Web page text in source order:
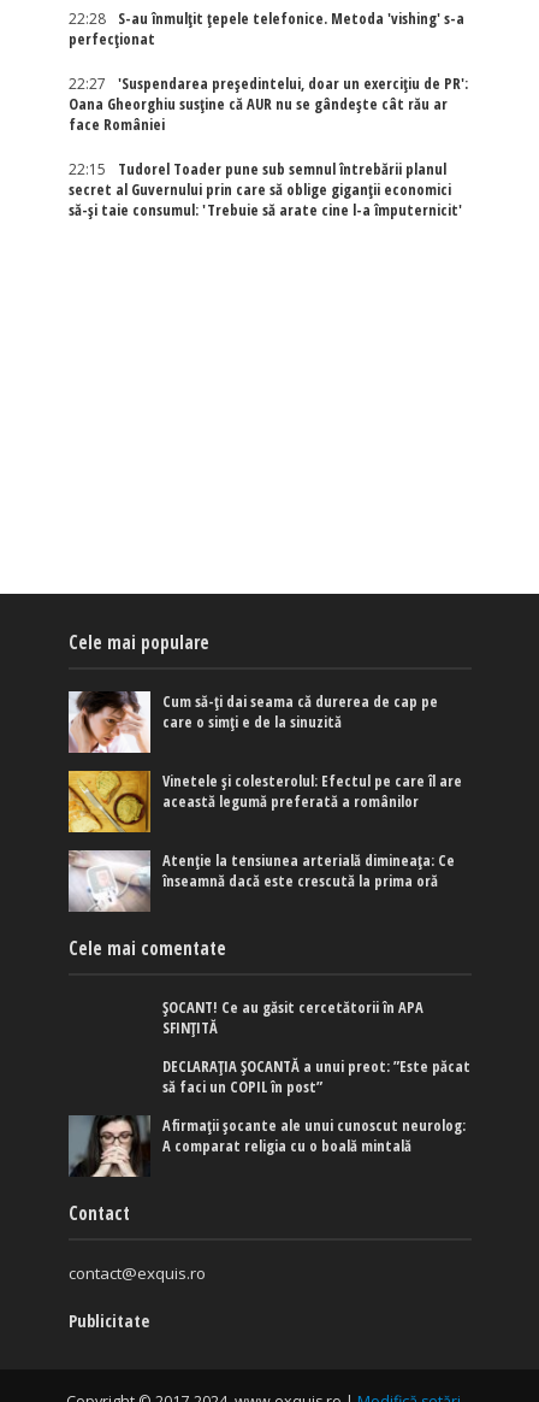
22:28
S-au înmulțit țepele telefonice. Metoda 'vishing' s-a
perfecționat
22:27
'Suspendarea președintelui, doar un exercițiu de PR':
Oana Gheorghiu susține că AUR nu se gândește cât rău ar
face României
22:15
Tudorel Toader pune sub semnul întrebării planul
secret al Guvernului prin care să oblige giganții economici
să-și taie consumul: 'Trebuie să arate cine l-a împuternicit'
Cele mai populare
Cum să-ți dai seama că durerea de cap pe
care o simți e de la sinuzită
Vinetele și colesterolul: Efectul pe care îl are
această legumă preferată a românilor
Atenție la tensiunea arterială dimineața: Ce
înseamnă dacă este crescută la prima oră
Cele mai comentate
ȘOCANT! Ce au găsit cercetătorii în APA
SFINȚITĂ
DECLARAȚIA ȘOCANTĂ a unui preot: ”Este păcat
să faci un COPIL în post”
Afirmaţii şocante ale unui cunoscut neurolog:
A comparat religia cu o boală mintală
Contact
contact@exquis.ro
Publicitate